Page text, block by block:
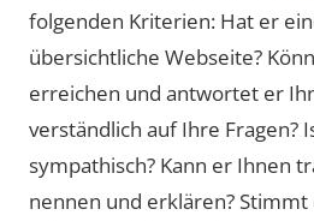
folgenden Kriterien: Hat er
übersichtliche Webseite?
erreichen und antwortet er
verständlich auf Ihre Fragen?
sympathisch? Kann er Ihnen
nennen und erklären?